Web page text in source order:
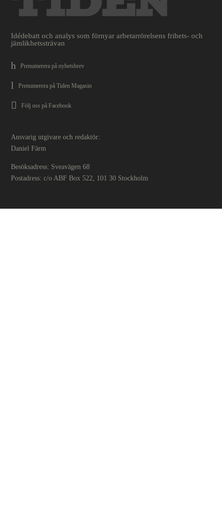
Idédebatt och analys som förnyar arbetarrörelsens frihets- och
jämlikhetssträvan
Prenumerera på nyhetsbrev
Prenumerera på Tiden Magasin
Följ oss på Facebook
Ansvarig utgivare och redaktör:
Daniel Färm
Besöksadress: Sveavägen 68
Postadress: c/o ABF Box 522, 101 30 Stockholm